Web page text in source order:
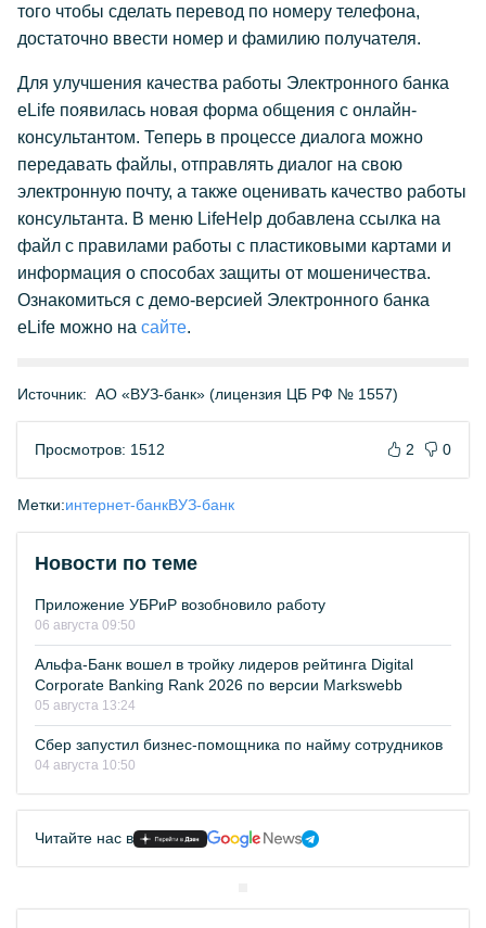
того чтобы сделать перевод по номеру телефона,
достаточно ввести номер и фамилию получателя.
Для улучшения качества работы Электронного банка
eLife появилась новая форма общения с онлайн-
консультантом. Теперь в процессе диалога можно
передавать файлы, отправлять диалог на свою
электронную почту, а также оценивать качество работы
консультанта. В меню LifeHelp добавлена ссылка на
файл с правилами работы с пластиковыми картами и
информация о способах защиты от мошеничества.
Ознакомиться с демо-версией Электронного банка
eLife можно на сайте.
Источник: АО «ВУЗ-банк» (лицензия ЦБ РФ № 1557)
Просмотров: 1512 2 0
Метки:интернет-банкВУЗ-банк
Новости по теме
Приложение УБРиР возобновило работу
06 августа 09:50
Альфа-Банк вошел в тройку лидеров рейтинга Digital
Corporate Banking Rank 2026 по версии Markswebb
05 августа 13:24
Сбер запустил бизнес-помощника по найму сотрудников
04 августа 10:50
Читайте нас в